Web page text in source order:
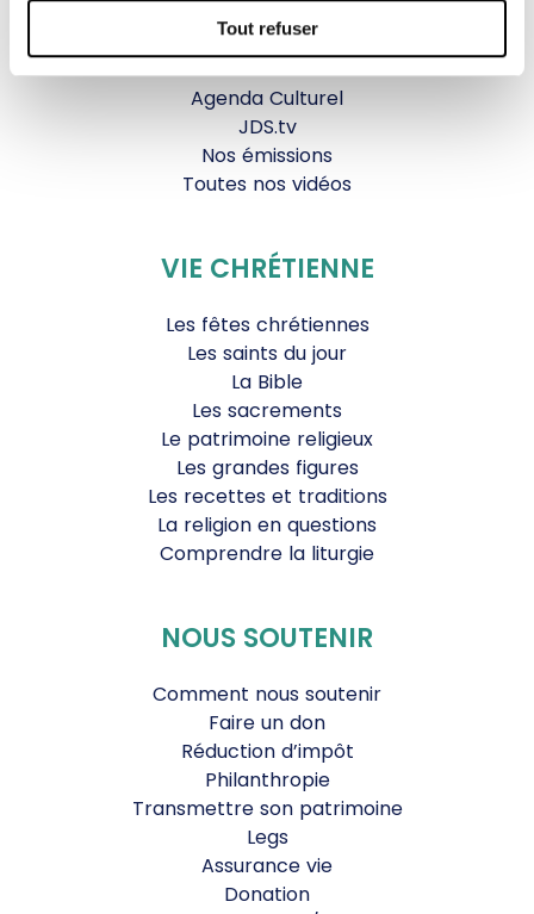
Tout refuser
Tous Frères
Générations Laudato Si’
Agenda Culturel
JDS.tv
Nos émissions
Toutes nos vidéos
VIE CHRÉTIENNE
Les fêtes chrétiennes
Les saints du jour
La Bible
Les sacrements
Le patrimoine religieux
Les grandes figures
Les recettes et traditions
La religion en questions
Comprendre la liturgie
NOUS SOUTENIR
Comment nous soutenir
Faire un don
Réduction d’impôt
Philanthropie
Transmettre son patrimoine
Legs
Assurance vie
Donation